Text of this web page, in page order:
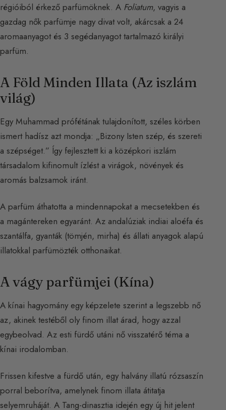
régióiból érkező parfümöknek. A Foliatum, vagyis a
gazdag nők parfümje nagy divat volt, akárcsak a 24
aromaanyagot és 3 segédanyagot tartalmazó királyi
parfüm.
A Föld Minden Illata (Az iszlám
világ)
Egy Muhammad prófétának tulajdonított, széles körben
ismert hadísz azt mondja: „Bizony Isten szép, és szereti
a szépséget.” Így fejlesztett ki a középkori iszlám
társadalom kifinomult ízlést a virágok, növények és
aromás balzsamok iránt.
A parfüm áthatotta a mindennapokat a mecsetekben és
a magántereken egyaránt. Az andalúziak indiai aloéfa és
szantálfa, gyanták (tömjén, mirha) és állati anyagok alapú
illatokkal parfümözték otthonaikat.
A vágy parfümjei (Kína)
A kínai hagyomány egy képzelete szerint a legszebb nő
az, akinek testéből oly finom illat árad, hogy azzal
egybeolvad. Az esti fürdő utáni nő visszatérő téma a
kínai irodalomban.
Frissen kifestve a fürdő után, egy halvány illatú rózsaszín
porral beborítva, amelynek finom illata átitatja
selyemruháját. A Tang-dinasztia idején egy új hit jelent